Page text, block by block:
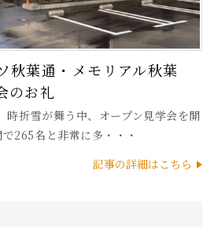
秋葉通・メモリアル秋葉
のお礼
折雪が舞う中、オープン見学会を開
265名と非常に多・・・
記事の詳細はこちら